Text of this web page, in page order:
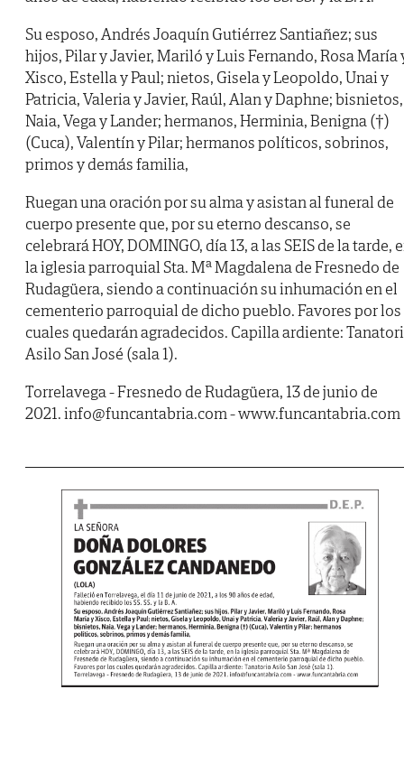
Su esposo, Andrés Joaquín Gutiérrez Santiañez; sus
hijos, Pilar y Javier, Mariló y Luis Fernando, Rosa María
Xisco, Estella y Paul; nietos, Gisela y Leopoldo, Unai y
Patricia, Valeria y Javier, Raúl, Alan y Daphne; bisnietos,
Naia, Vega y Lander; hermanos, Herminia, Benigna (†)
(Cuca), Valentín y Pilar; hermanos políticos, sobrinos,
primos y demás familia,
Ruegan una oración por su alma y asistan al funeral de
cuerpo presente que, por su eterno descanso, se
celebrará HOY, DOMINGO, día 13, a las SEIS de la tarde,
la iglesia parroquial Sta. Mª Magdalena de Fresnedo de
Rudagüera, siendo a continuación su inhumación en el
cementerio parroquial de dicho pueblo. Favores por los
cuales quedarán agradecidos. Capilla ardiente:
Asilo San José (sala 1).
Torrelavega - Fresnedo de Rudagüera, 13 de junio de
2021. info@funcantabria.com - www.funcantabria.com